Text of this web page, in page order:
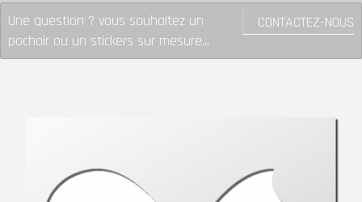
CONTACTEZ-NOUS
Une question ? vous souhaitez un
pochoir ou un stickers sur mesure...